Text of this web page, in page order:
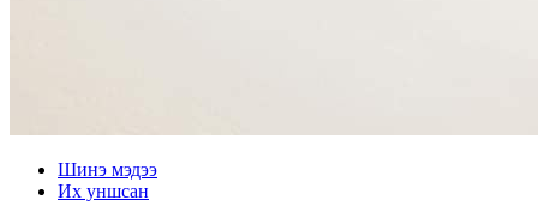
Шинэ мэдээ
Их уншсан